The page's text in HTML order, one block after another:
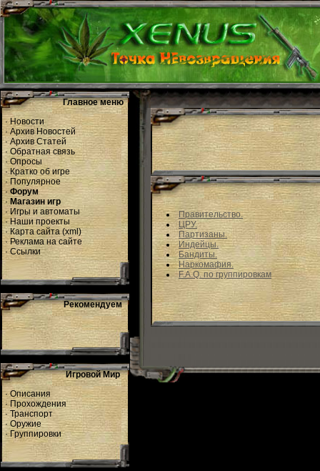
Главное меню
·Новости
·Архив Новостей
·Архив Статей
·Обратная связь
·Опросы
·Кратко об игре
· Популярное
· Форум
·Магазин игр
· Игры и автоматы
·Наши проекты
·Карта сайта(xml )
·Реклама на сайте
·Ссылки
Рекомендуем
Игровой Мир
·Описания
·Прохождения
·Транспорт
·Оружие
·Группировки
Правительство.
ЦРУ.
Партизаны.
Индейцы.
Бандиты.
Наркомафия.
F.A.Q. по группировкам